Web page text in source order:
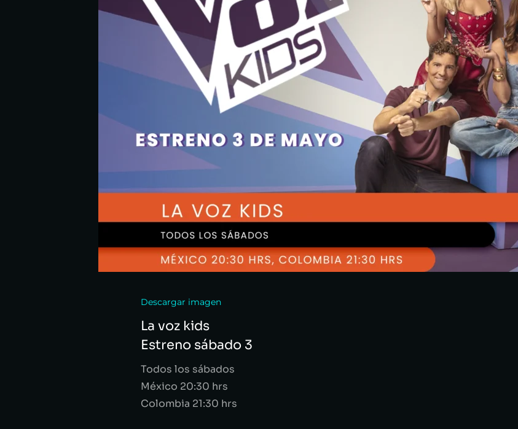
Descargar imagen
La voz kids
Estreno sábado 3
Todos los sábados
México 20:30 hrs
Colombia 21:30 hrs